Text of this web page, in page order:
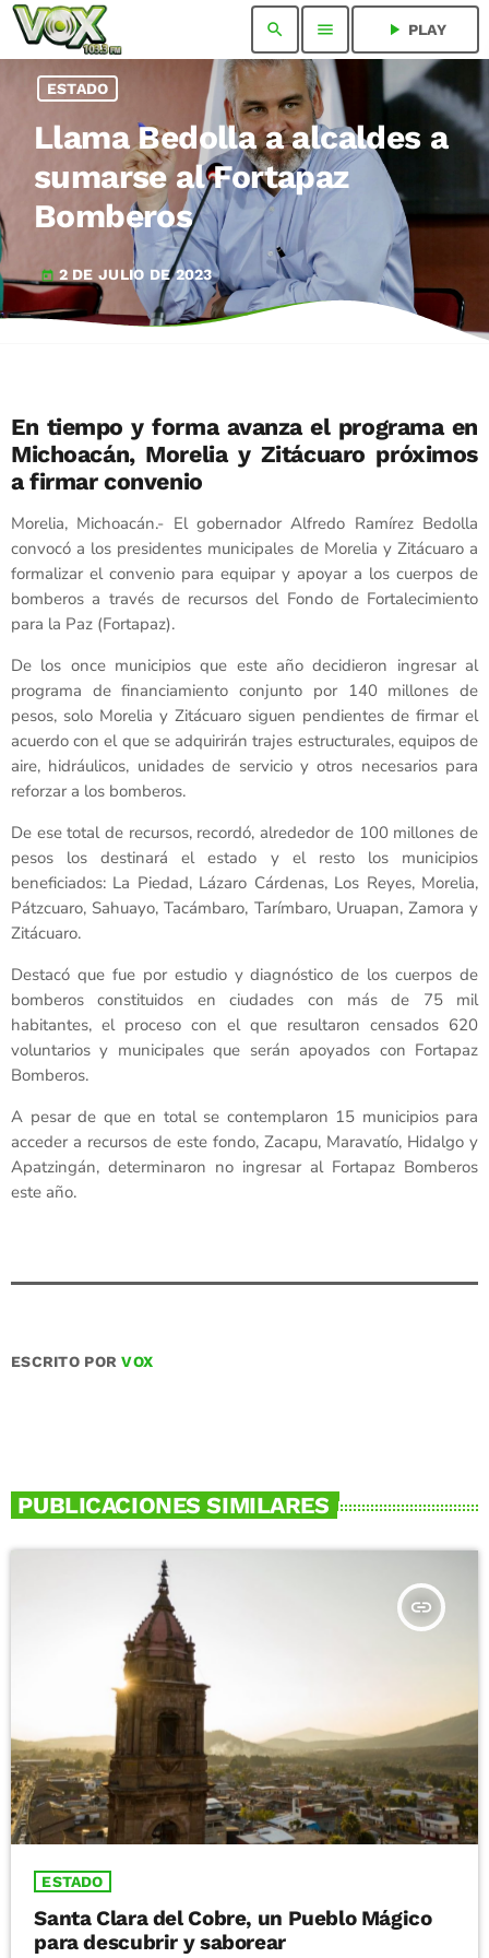
search menu play_arrow PLAY
ESTADO
Llama Bedolla a alcaldes a
sumarse al Fortapaz
Bomberos
today 2 DE JULIO DE 2023
En tiempo y forma avanza el programa en
Michoacán, Morelia y Zitácuaro próximos
a firmar convenio
Morelia, Michoacán.- El gobernador Alfredo Ramírez Bedolla
convocó a los presidentes municipales de Morelia y Zitácuaro a
formalizar el convenio para equipar y apoyar a los cuerpos de
bomberos a través de recursos del Fondo de Fortalecimiento
para la Paz (Fortapaz).
De los once municipios que este año decidieron ingresar al
programa de financiamiento conjunto por 140 millones de
pesos, solo Morelia y Zitácuaro siguen pendientes de firmar el
acuerdo con el que se adquirirán trajes estructurales, equipos de
aire, hidráulicos, unidades de servicio y otros necesarios para
reforzar a los bomberos.
De ese total de recursos, recordó, alrededor de 100 millones de
pesos los destinará el estado y el resto los municipios
beneficiados: La Piedad, Lázaro Cárdenas, Los Reyes, Morelia,
Pátzcuaro, Sahuayo, Tacámbaro, Tarímbaro, Uruapan, Zamora y
Zitácuaro.
Destacó que fue por estudio y diagnóstico de los cuerpos de
bomberos constituidos en ciudades con más de 75 mil
habitantes, el proceso con el que resultaron censados 620
voluntarios y municipales que serán apoyados con Fortapaz
Bomberos.
A pesar de que en total se contemplaron 15 municipios para
acceder a recursos de este fondo, Zacapu, Maravatío, Hidalgo y
Apatzingán, determinaron no ingresar al Fortapaz Bomberos
este año.
ESCRITO PORVOX
PUBLICACIONES SIMILARES
insert_link
ESTADO
Santa Clara del Cobre, un Pueblo Mágico
para descubrir y saborear